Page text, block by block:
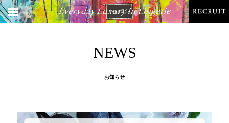
NEWS
お知らせ